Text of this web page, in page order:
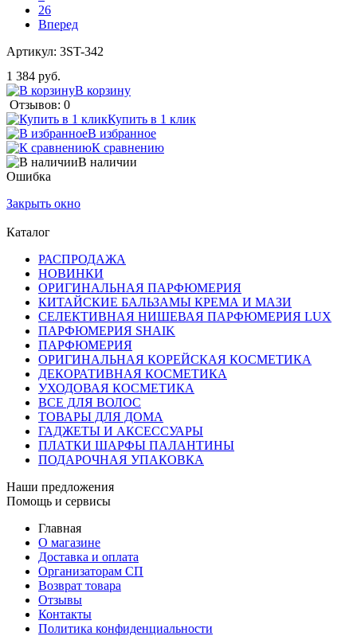
26
Вперед
Артикул: 3ST-342
1 384 руб.
В корзину
Отзывов: 0
Купить в 1 клик
В избранное
К сравнению
В наличии
Ошибка
Закрыть окно
Каталог
РАСПРОДАЖА
НОВИНКИ
ОРИГИНАЛЬНАЯ ПАРФЮМЕРИЯ
КИТАЙСКИЕ БАЛЬЗАМЫ КРЕМА И МАЗИ
СЕЛЕКТИВНАЯ НИШЕВАЯ ПАРФЮМЕРИЯ LUX
ПАРФЮМЕРИЯ SHAIK
ПАРФЮМЕРИЯ
ОРИГИНАЛЬНАЯ КОРЕЙСКАЯ КОСМЕТИКА
ДЕКОРАТИВНАЯ КОСМЕТИКА
УХОДОВАЯ КОСМЕТИКА
ВСЕ ДЛЯ ВОЛОС
ТОВАРЫ ДЛЯ ДОМА
ГАДЖЕТЫ И АКСЕССУАРЫ
ПЛАТКИ ШАРФЫ ПАЛАНТИНЫ
ПОДАРОЧНАЯ УПАКОВКА
Наши предложения
Помощь и сервисы
Главная
О магазине
Доставка и оплата
Организаторам СП
Возврат товара
Отзывы
Контакты
Политика конфиденциальности